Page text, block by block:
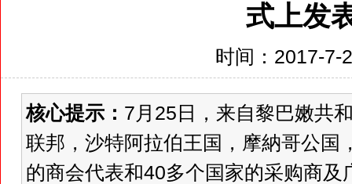
式上发
时间：2017-7-
核心提示： 7月25日，来自黎巴嫩共
联邦，沙特阿拉伯王国，摩納哥公国
的商会代表和40多个国家的采购商